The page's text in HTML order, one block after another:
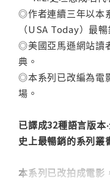
◎作者連續三年以本
（USA Today）最
◎美國亞馬遜網站讀
典。
◎本系列已改編為電
場。
已譯成32種語言版本
史上最暢銷的系列叢
本系列已改拍成電影